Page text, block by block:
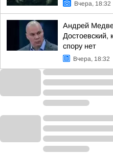
Вчера, 18:32
Андрей
Достоевский,
спору нет
Вчера, 18:32